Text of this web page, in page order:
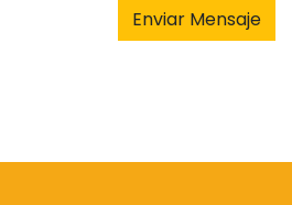
Enviar Mensaje